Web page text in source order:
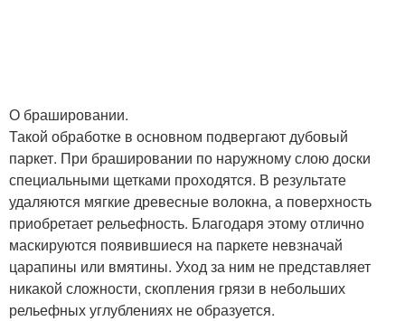
О брашировании.
Такой обработке в основном подвергают дубовый
паркет. При брашировании по наружному слою доски
специальными щетками проходятся. В результате
удаляются мягкие древесные волокна, а поверхность
приобретает рельефность. Благодаря этому отлично
маскируются появившиеся на паркете невзначай
царапины или вмятины. Уход за ним не представляет
никакой сложности, скопления грязи в небольших
рельефных углублениях не образуется.